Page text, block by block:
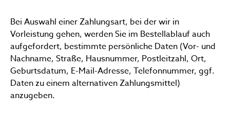
Bei Auswahl einer Zahlungsart, bei der wir in
Vorleistung gehen, werden Sie im Bestellablauf auch
aufgefordert, bestimmte persönliche Daten (Vor- und
Nachname, Straße, Hausnummer, Postleitzahl, Ort,
Geburtsdatum, E-Mail-Adresse, Telefonnummer, ggf.
Daten zu einem alternativen Zahlungsmittel)
anzugeben.